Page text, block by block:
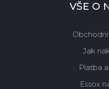
VŠE O
Jak
Platba
Essox